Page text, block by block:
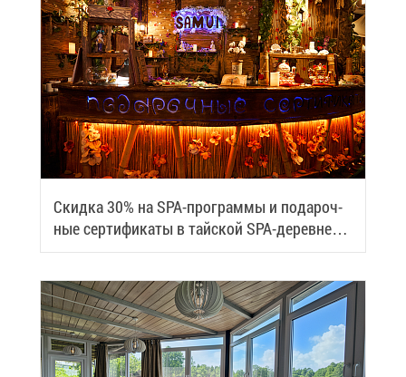
Скид­ка 30% на SPA-про­грам­мы и по­да­роч­
ные сер­ти­фи­ка­ты в тай­ской SPA-де­ревне
Samui